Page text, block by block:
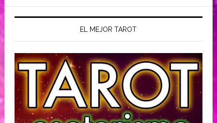
EL MEJOR TAROT